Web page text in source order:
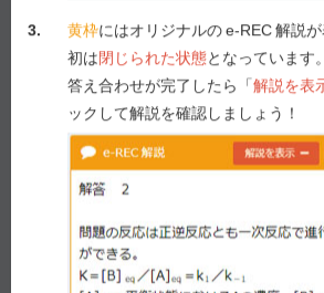
3. 黄枠にはオリジナルのe-REC解説
初は閉じられた状態となっています
答え合わせが完了したら「解説を表
ックして解説を確認しましょう！
問231（衛生）
ある医薬品について免疫能を低下さ
された。そこで、治験に加えて、
症などの副作用の発現頻度を調査し
た。この調査に関する記述のうち、
れか。２つ 選べ。